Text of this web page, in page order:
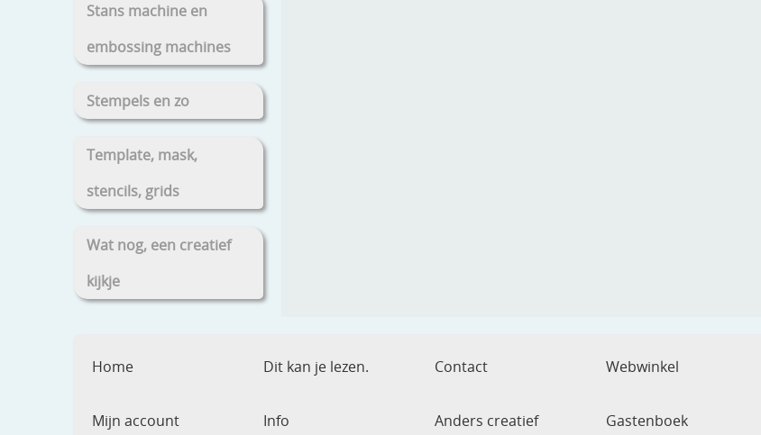
Stans machine en
embossing machines
Stempels en zo
Template, mask,
stencils, grids
Wat nog, een creatief
kijkje
Home Dit kan je lezen. Contact Webwinkel
Mijn account
Info Anders creatief Gastenboek